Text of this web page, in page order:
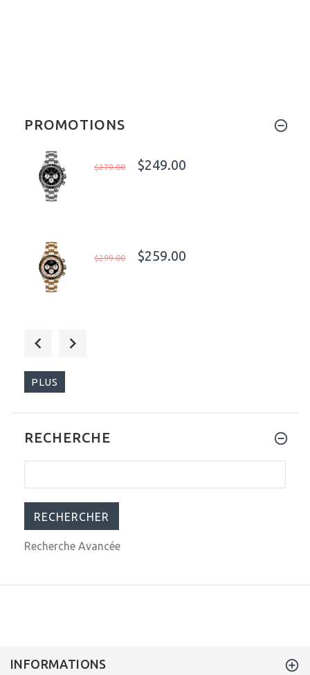
PROMOTIONS
$279.00 $249.00
$299.00 $259.00
$279.00
PLUS
RECHERCHE
Recherche Avancée
INFORMATIONS